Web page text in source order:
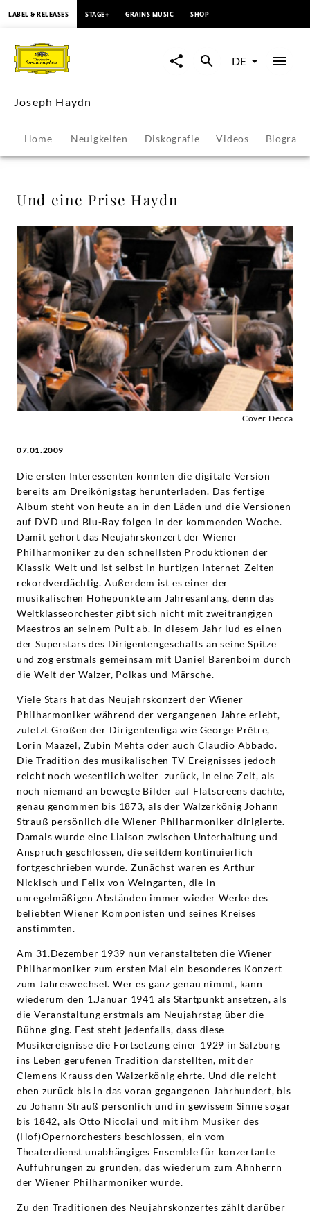
eine
Prise
Haydn
-
Joseph
Haydn
Deutsche
Grammophon
LABEL & RELEASES STAGE+ GRAINS MUSIC SHOP
DE
Joseph Haydn
Home Neuigkeiten Diskografie Videos Biografie
Und eine Prise Haydn
Cover Decca
07.01.2009
Die ersten Interessenten konnten die digitale Version
bereits am Dreikönigstag herunterladen. Das fertige
Album steht von heute an in den Läden und die Versionen
auf DVD und Blu-Ray folgen in der kommenden Woche.
Damit gehört das Neujahrskonzert der Wiener
Philharmoniker zu den schnellsten Produktionen der
Klassik-Welt und ist selbst in hurtigen Internet-Zeiten
rekordverdächtig. Außerdem ist es einer der
musikalischen Höhepunkte am Jahresanfang, denn das
Weltklasseorchester gibt sich nicht mit zweitrangigen
Maestros an seinem Pult ab. In diesem Jahr lud es einen
der Superstars des Dirigentengeschäfts an seine Spitze
und zog erstmals gemeinsam mit Daniel Barenboim durch
die Welt der Walzer, Polkas und Märsche.
Viele Stars hat das Neujahrskonzert der Wiener
Philharmoniker während der vergangenen Jahre erlebt,
zuletzt Größen der Dirigentenliga wie George Prêtre,
Lorin Maazel, Zubin Mehta oder auch Claudio Abbado.
Die Tradition des musikalischen TV-Ereignisses jedoch
reicht noch wesentlich weiter zurück, in eine Zeit, als
noch niemand an bewegte Bilder auf Flatscreens dachte,
genau genommen bis 1873, als der Walzerkönig Johann
Strauß persönlich die Wiener Philharmoniker dirigierte.
Damals wurde eine Liaison zwischen Unterhaltung und
Anspruch geschlossen, die seitdem kontinuierlich
fortgeschrieben wurde. Zunächst waren es Arthur
Nickisch und Felix von Weingarten, die in
unregelmäßigen Abständen immer wieder Werke des
beliebten Wiener Komponisten und seines Kreises
anstimmten.
Am 31.Dezember 1939 nun veranstalteten die Wiener
Philharmoniker zum ersten Mal ein besonderes Konzert
zum Jahreswechsel. Wer es ganz genau nimmt, kann
wiederum den 1.Januar 1941 als Startpunkt ansetzen, als
die Veranstaltung erstmals am Neujahrstag über die
Bühne ging. Fest steht jedenfalls, dass diese
Musikereignisse die Fortsetzung einer 1929 in Salzburg
ins Leben gerufenen Tradition darstellten, mit der
Clemens Krauss den Walzerkönig ehrte. Und die reicht
eben zurück bis in das voran gegangenen Jahrhundert, bis
zu Johann Strauß persönlich und in gewissem Sinne sogar
bis 1842, als Otto Nicolai und mit ihm Musiker des
(Hof)Opernorchesters beschlossen, ein vom
Theaterdienst unabhängiges Ensemble für konzertante
Aufführungen zu gründen, das wiederum zum Ahnherrn
der Wiener Philharmoniker wurde.
Zu den Traditionen des Neujahrskonzertes zählt darüber